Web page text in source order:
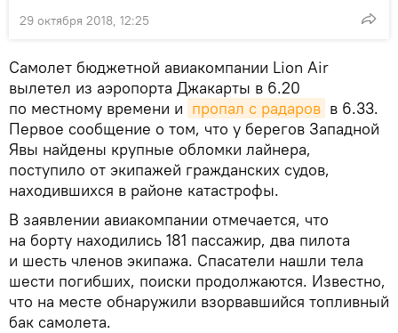
29 октября 2018, 12:25
Самолет бюджетной авиакомпании Lion Air
вылетел из аэропорта Джакарты в 6.20
по местному времени и пропал с радаров в 6.33.
Первое сообщение о том, что у берегов Западной
Явы найдены крупные обломки лайнера,
поступило от экипажей гражданских судов,
находившихся в районе катастрофы.
В заявлении авиакомпании отмечается, что
на борту находились 181 пассажир, два пилота
и шесть членов экипажа. Спасатели нашли тела
шести погибших, поиски продолжаются. Известно,
что на месте обнаружили взорвавшийся топливный
бак самолета.